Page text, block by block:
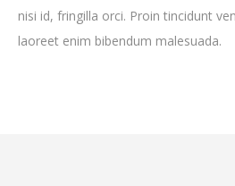
nisi id, fringilla orci. Proin tincidunt
laoreet enim bibendum malesuada.